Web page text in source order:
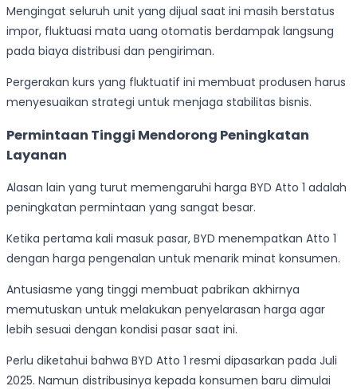
Mengingat seluruh unit yang dijual saat ini masih berstatus
impor, fluktuasi mata uang otomatis berdampak langsung
pada biaya distribusi dan pengiriman.
Pergerakan kurs yang fluktuatif ini membuat produsen harus
menyesuaikan strategi untuk menjaga stabilitas bisnis.
Permintaan Tinggi Mendorong Peningkatan
Layanan
Alasan lain yang turut memengaruhi harga BYD Atto 1 adalah
peningkatan permintaan yang sangat besar.
Ketika pertama kali masuk pasar, BYD menempatkan Atto 1
dengan harga pengenalan untuk menarik minat konsumen.
Antusiasme yang tinggi membuat pabrikan akhirnya
memutuskan untuk melakukan penyelarasan harga agar
lebih sesuai dengan kondisi pasar saat ini.
Perlu diketahui bahwa BYD Atto 1 resmi dipasarkan pada Juli
2025. Namun distribusinya kepada konsumen baru dimulai